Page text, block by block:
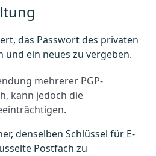
das Passwort des privaten
und ein neues zu vergeben.
mehrerer PGP-
kann jedoch die
denselben Schlüssel für E-
Postfach zu